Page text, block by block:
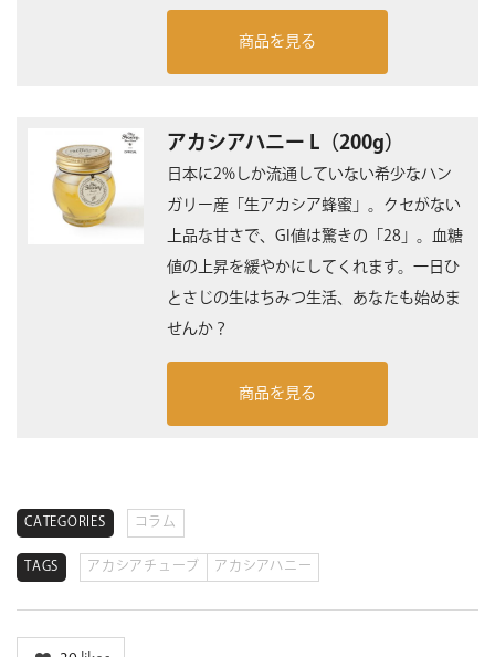
商品を見る
アカシアハニー L（200g）
日本に2%しか流通していない希少なハン
ガリー産「生アカシア蜂蜜」。クセがない
上品な甘さで、GI値は驚きの「28」。血糖
値の上昇を緩やかにしてくれます。一日ひ
とさじの生はちみつ生活、あなたも始めま
せんか？
商品を見る
CATEGORIES コラム
TAGS アカシアチューブ アカシアハニー